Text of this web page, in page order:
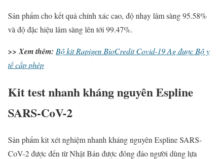
Sản phẩm cho kết quả chính xác cao, độ nhạy lâm sàng 95.58%
và độ đặc hiệu lâm sàng lên tới 99.47%.
>> Xem thêm: Bộ kit Rapigen BioCredit Covid-19 Ag được Bộ y
tế cấp phép
Kit test nhanh kháng nguyên Espline
SARS-CoV-2
Sản phẩm kit xét nghiệm nhanh kháng nguyên Espline SARS-
CoV-2 được đến từ Nhật Bản được đông đảo người dùng lựa